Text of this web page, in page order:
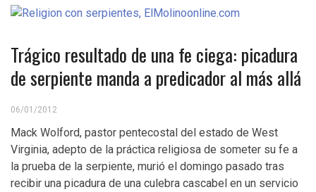
Trágico resultado de una fe ciega: picadura
de serpiente manda a predicador al más allá
06/01/2012
Mack Wolford, pastor pentecostal del estado de West
Virginia, adepto de la práctica religiosa de someter su fe a
la prueba de la serpiente, murió el domingo pasado tras
recibir una picadura de una culebra cascabel en un servicio